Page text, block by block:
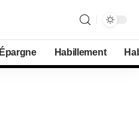
Épargne Habillement